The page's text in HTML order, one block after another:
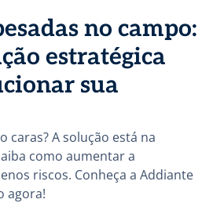
no campo:
estratégica
sua
caras? A solução está na
como aumentar a
riscos. Conheça a Addiante
agora!